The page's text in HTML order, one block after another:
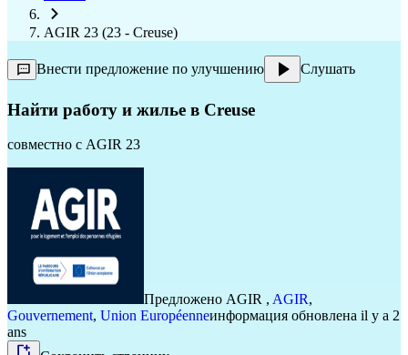
AGIR 23 (23 - Creuse)
Внести предложение по улучшению Слушать
Найти работу и жилье в Creuse
совместно с AGIR 23
Предложено AGIR , AGIR,
Gouvernement, Union Européenneинформация обновлена il y a 2
ans